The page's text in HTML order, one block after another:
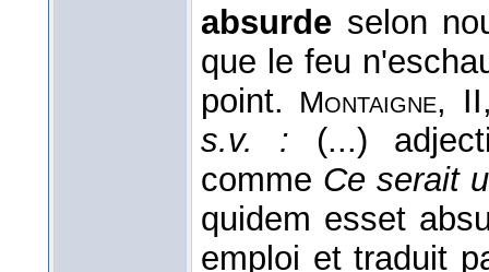
absurde selon
que le feu
point.
Montaigne,
s.v. : (...)
comme Ce serait
quidem esset
emploi et traduit